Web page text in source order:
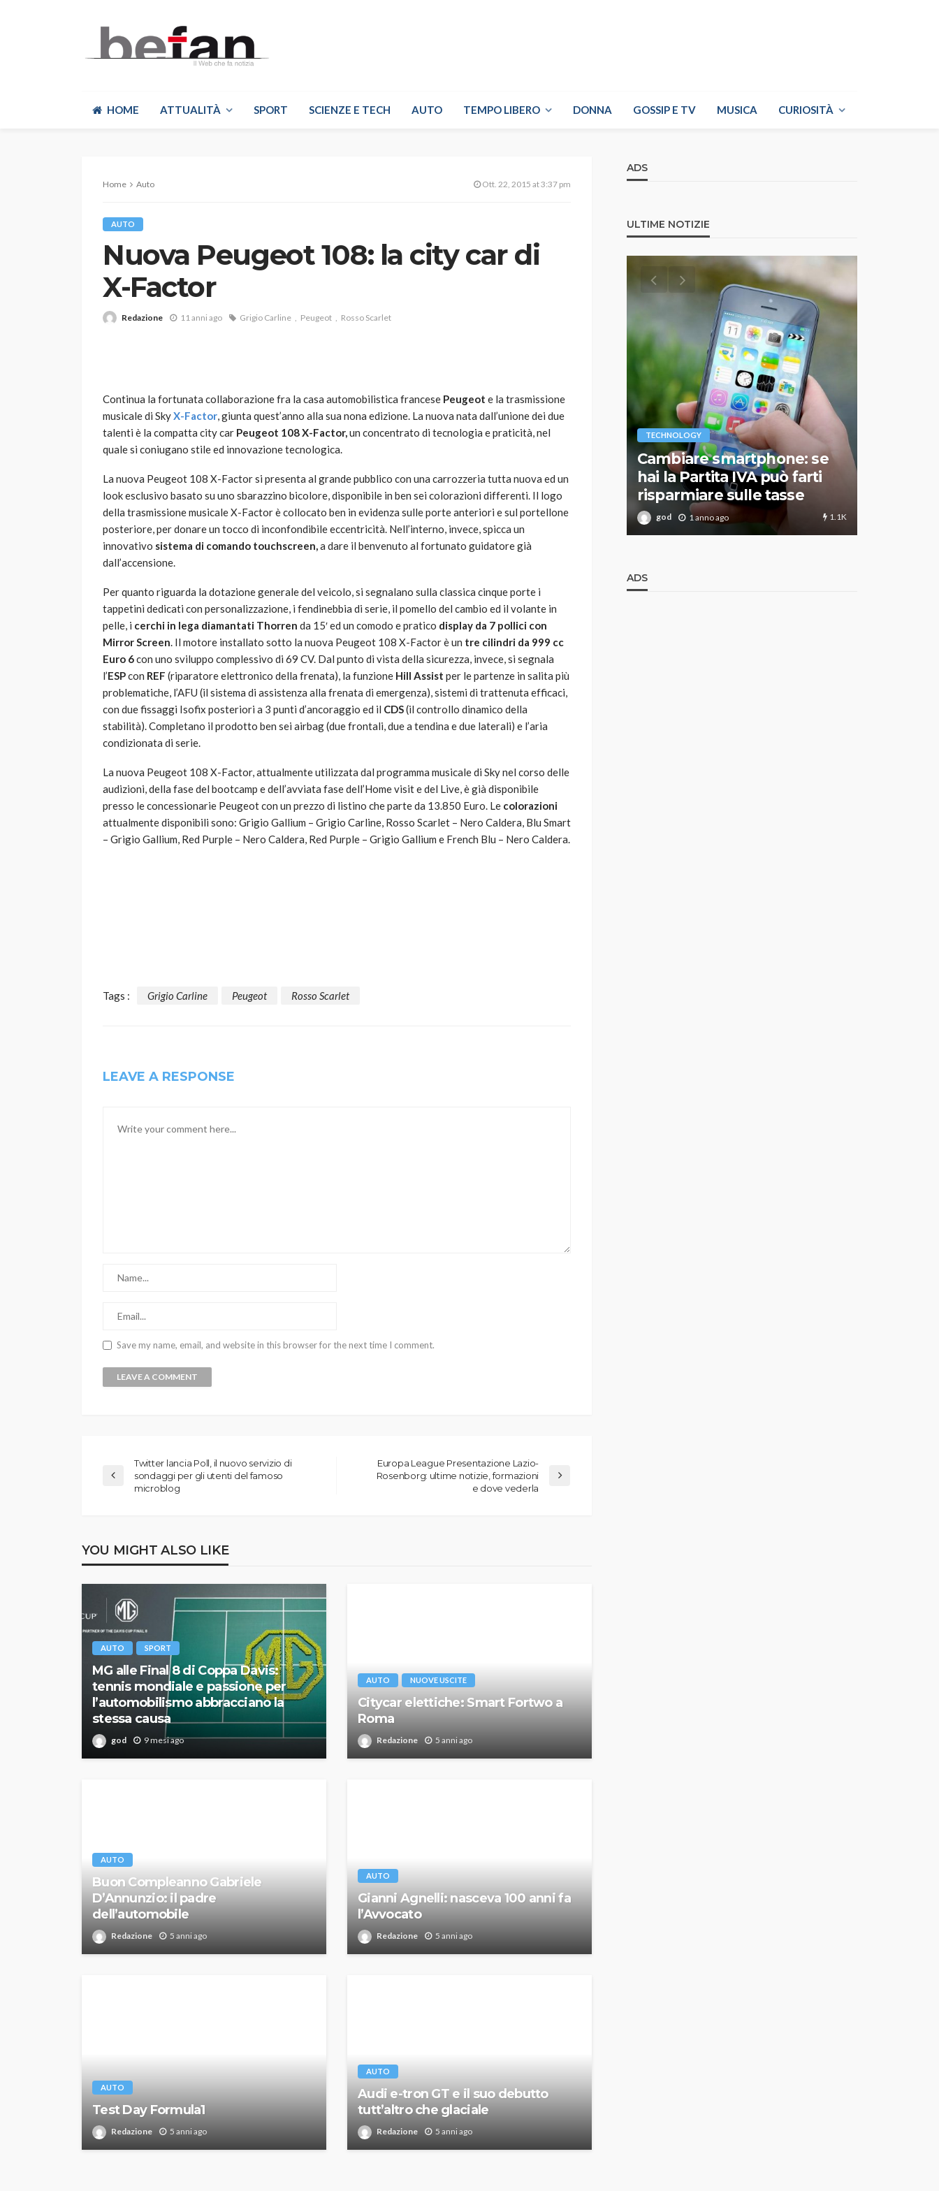
HOME ATTUALITÀ SPORT SCIENZE E TECH AUTO TEMPO LIBERO DONNA GOSSIP E TV MUSICA CURIOSITÀ
Home Auto Ott. 22, 2015 at 3:37 pm
AUTO
Nuova Peugeot 108: la city car di
X-Factor
Redazione 11 anni ago Grigio Carline Peugeot Rosso Scarlet
Continua la fortunata collaborazione fra la casa automobilistica francese Peugeot e la trasmissione
musicale di SkyX-Factor, giunta quest’anno alla sua nona edizione. La nuova nata dall’unione dei due
talenti è la compatta city car Peugeot 108 X-Factor,un concentrato di tecnologia e praticità, nel
quale si coniugano stile ed innovazione tecnologica.
La nuova Peugeot 108 X-Factor si presenta al grande pubblico con una carrozzeria tutta nuova ed un
look esclusivo basato su uno sbarazzino bicolore, disponibile in ben sei colorazioni differenti. Il logo
della trasmissione musicale X-Factor è collocato ben in evidenza sulle porte anteriori e sul portellone
posteriore, per donare un tocco di inconfondibile eccentricità. Nell’interno, invece, spicca un
innovativo sistema di comando touchscreen,a dare il benvenuto al fortunato guidatore già
dall’accensione.
Per quanto riguarda la dotazione generale del veicolo, si segnalano sulla classica cinque porte i
tappetini dedicati con personalizzazione, i fendinebbia di serie, il pomello del cambio ed il volante in
pelle, i cerchi in lega diamantati Thorren da 15′ ed un comodo e pratico display da 7 pollici con
MirrorScreen. Il motore installato sotto la nuova Peugeot 108 X-Factor è un tre cilindri da 999 cc
Euro 6con uno sviluppo complessivo di 69 CV. Dal punto di vista della sicurezza, invece, si segnala
l’ESPcon REF (riparatore elettronico della frenata), la funzione Hill Assist per le partenze in salita più
problematiche, l’AFU (il sistema di assistenza alla frenata di emergenza), sistemi di trattenuta efficaci,
con due fissaggi Isofix posteriori a 3 punti d’ancoraggio ed il CDS(il controllo dinamico della
stabilità). Completano il prodotto ben sei airbag (due frontali, due a tendina e due laterali) e l’aria
condizionata di serie.
La nuova Peugeot 108 X-Factor, attualmente utilizzata dal programma musicale di Sky nel corso delle
audizioni, della fase del bootcamp e dell’avviata fase dell’Home visit e del Live, è già disponibile
presso le concessionarie Peugeot con un prezzo di listino che parte da 13.850 Euro. Le colorazioni
attualmente disponibili sono: Grigio Gallium – Grigio Carline, Rosso Scarlet – Nero Caldera, Blu Smart
– Grigio Gallium, Red Purple – Nero Caldera, Red Purple – Grigio Gallium e French Blu – Nero Caldera.
Tags : Grigio Carline Peugeot Rosso Scarlet
LEAVE A RESPONSE
Save my name, email, and website in this browser for the next time I comment.
Twitter lancia Poll, il nuovo servizio di
sondaggi per gli utenti del famoso
microblog
Europa League Presentazione Lazio-
Rosenborg: ultime notizie, formazioni
e dove vederla
YOU MIGHT ALSO LIKE
AUTO SPORT
MG alle Final 8 di Coppa Davis:
tennis mondiale e passione per
l’automobilismo abbracciano la
stessa causa
god 9 mesi ago
AUTO NUOVE USCITE
Citycar elettiche: Smart Fortwo a
Roma
Redazione 5 anni ago
AUTO
Buon Compleanno Gabriele
D’Annunzio: il padre
dell’automobile
Redazione 5 anni ago
AUTO
Gianni Agnelli: nasceva 100 anni fa
l’Avvocato
Redazione 5 anni ago
AUTO
Test Day Formula1
Redazione 5 anni ago
AUTO
Audi e-tron GT e il suo debutto
tutt’altro che glaciale
Redazione 5 anni ago
ADS
ULTIME NOTIZIE
VARIE
Robot tagliaerba: quale
scegliere per il tuo prato
god 1 anno ago 788
AUTO SPORT
MG alle Final 8 di Coppa
Davis: tennis mondiale e
l’automobilismo
abbracciano la stessa causa
god 9 mesi ago
TECHNOLOGY
Cambiare smartphone: se
hai la Partita IVA può farti
risparmiare sulle tasse
god 1 anno ago 1.1K
ADS